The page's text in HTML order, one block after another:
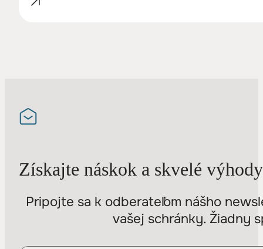
Získajte náskok a skvelé
Pripojte sa k odberateľom nášho
vašej schránky. Žiadny